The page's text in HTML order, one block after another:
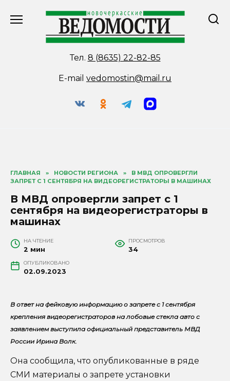
Тел. 8 (8635) 22-82-85
E-mail vedomostin@mail.ru
ГЛАВНАЯ » НОВОСТИ РЕГИОНА »
В МВД ОПРОВЕРГЛИ
ЗАПРЕТ С 1 СЕНТЯБРЯ НА ВИДЕОРЕГИСТРАТОРЫ В МАШИНАХ
В МВД опровергли запрет с 1
сентября на видеорегистраторы в
машинах
НА ЧТЕНИЕ
2 мин
ПРОСМОТРОВ
34
ОПУБЛИКОВАНО
02.09.2023
В ответ на фейковую информацию о запрете с 1 сентября
крепления видеорегистраторов на лобовые стекла авто с
заявлением выступила официальный представитель МВД
России Ирина Волк.
Она сообщила, что опубликованные в ряде
СМИ материалы о запрете установки